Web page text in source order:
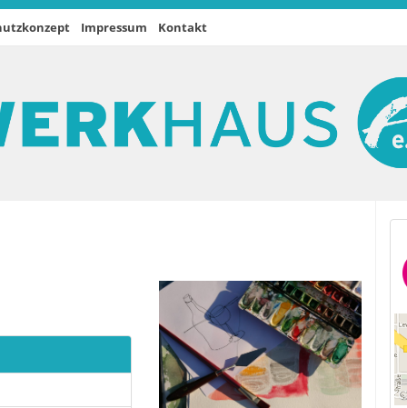
Impressum Kontakt